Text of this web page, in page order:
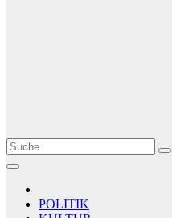
Le Matin
AGENCE DE PRESSE
POLITIK